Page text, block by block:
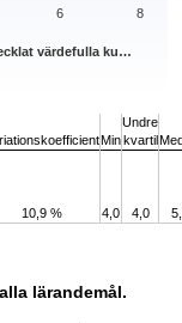
värdefulla ku…
6 8
Min
Undre
kvartil
10,9 % 4,0 4,0
lärandemål.